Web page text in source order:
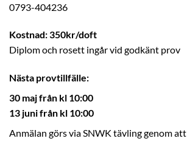
0793-404236
Kostnad: 350kr/doft
Diplom och rosett ingår vid godkänt prov
Nästa provtillfälle:
30 maj från kl 10:00
13 juni från kl 10:00
Anmälan görs via SNWK tävling genom att